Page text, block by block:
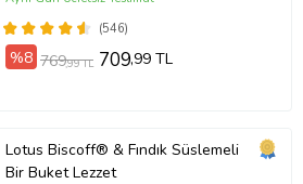
ufak değişiklikler olabilir.Ürün
sticker şeklinde uygulanmaktadır.
(546)
%8 769,99 TL 709,99 TL
Lotus Biscoff® & Fındık Süslemeli
Bir Buket Lezzet